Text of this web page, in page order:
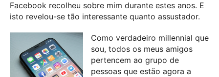
Facebook recolheu sobre mim durante estes anos. E
isto revelou-se tão interessante quanto assustador.
Como verdadeiro millennial que
sou, todos os meus amigos
pertencem ao grupo de
pessoas que estão agora a